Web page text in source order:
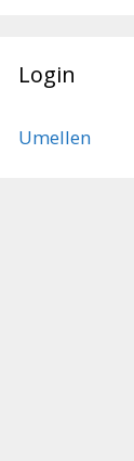
Login
Umellen